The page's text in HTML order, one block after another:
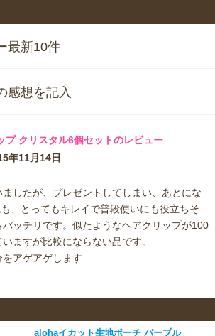
最新10件
感想を記入
プ クリスタル6個セットのレビュー
年11月14日
したが、プレゼントしてしまい、あとにな
、とってもキレイで普段使いにも役立ちそ
ッチリです。似たようなヘアクリップが100
ますが比較にならない品です。
アゲアゲします
alohaイカット生地ポーチ パープル